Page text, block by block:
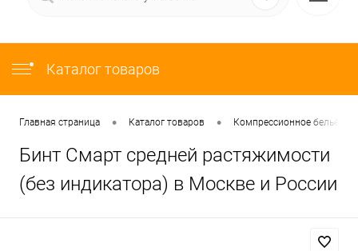
Каталог товаров
Главная страница • Каталог товаров • Компрессионное бельё в
Бинт Смарт средней растяжимости
(без индикатора) в Москве и России